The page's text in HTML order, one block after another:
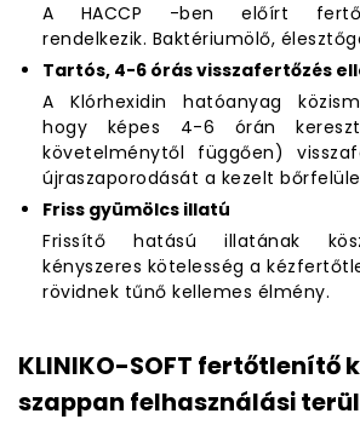
A HACCP -ben előírt
rendelkezik. Baktériumölő,
Tartós, 4-6 órás visszafertőzés
A Klórhexidin hatóanyag
hogy képes 4-6 órán
követelménytől függően)
újraszaporodását a kezelt
Friss gyümölcs illatú
Frissítő hatású illatának
kényszeres kötelesség a
rövidnek tűnő kellemes élmény.
KLINIKO-SOFT fertőtlenítő
szappan felhasználási